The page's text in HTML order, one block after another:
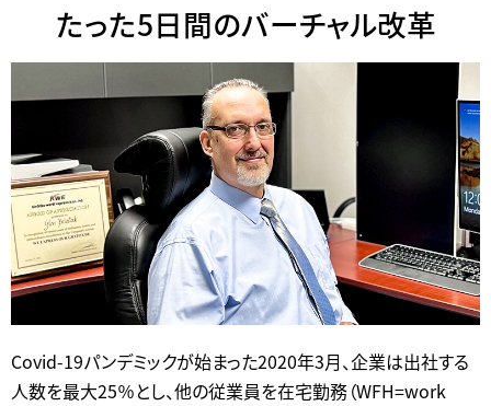
たった5日間のバーチャル改革
Covid-19パンデミックが始まった2020年3月、企業は出社する
人数を最大25％とし、他の従業員を在宅勤務（WFH=work